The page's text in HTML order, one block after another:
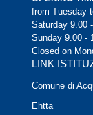
from Tuesday
Saturday 9.00
Sunday 9.00 -
Closed on
LINK
Comune di
Ehtta